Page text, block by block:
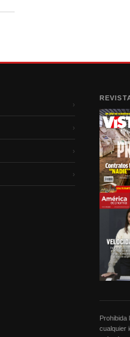
›
›
›
›
Prohibida
cualquier